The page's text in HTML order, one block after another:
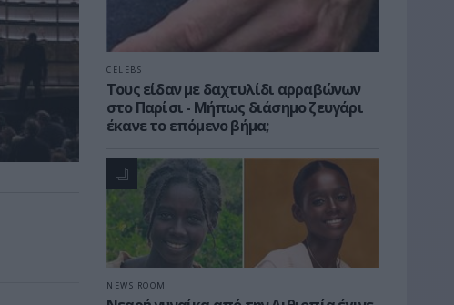
CELEBS
Τους είδαν με δαχτυλίδι αρραβώνων
στο Παρίσι - Μήπως διάσημο ζευγάρι
έκανε το επόμενο βήμα;
NEWS ROOM